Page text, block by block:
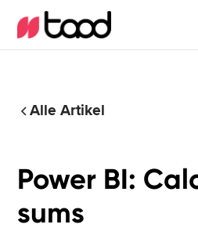
Alle Artikel
Power BI:
sums